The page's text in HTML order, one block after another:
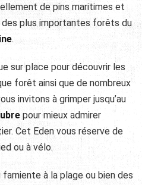
de pins maritimes et
des plus importantes forêts du
.
sur place pour découvrir les
forêt ainsi que de nombreux
invitons à grimper jusqu’au
pour mieux admirer
Cet Eden vous réserve de
ou à vélo.
à la plage ou bien des